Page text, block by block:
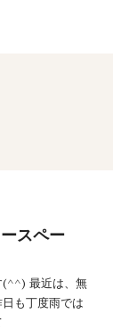
スペー
(^^) 最近は、無
も丁度雨では